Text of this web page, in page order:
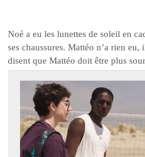
Noé a eu les lunettes de soleil en
ses chaussures. Mattéo n’a rien
disent que Mattéo doit être plus